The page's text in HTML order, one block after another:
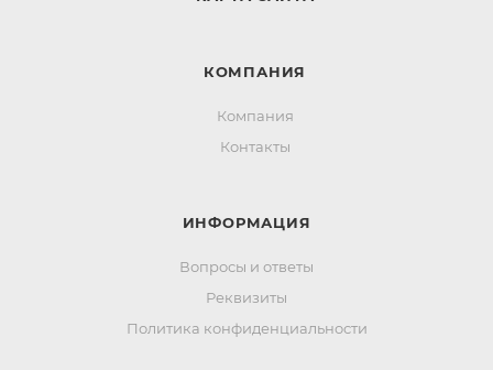
КОМПАНИЯ
Компания
Контакты
ИНФОРМАЦИЯ
Вопросы и ответы
Реквизиты
Политика конфиденциальности